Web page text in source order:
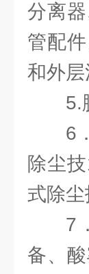
分离
管配
和外层
5.
6
除尘
式除
7
备、